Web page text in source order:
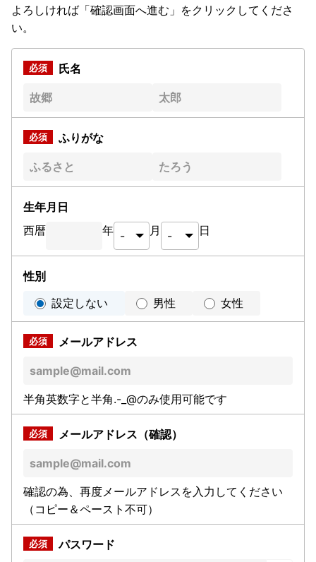
よろしければ「確認画面へ進む」をクリックしてくださ
い。
氏名
ふりがな
生年月日
西暦
年 月 日
性別
設定しない
男性 女性
メールアドレス
半角英数字と半角.-_@のみ使用可能です
メールアドレス（確認）
確認の為、再度メールアドレスを入力してください
（コピー＆ペースト不可）
パスワード